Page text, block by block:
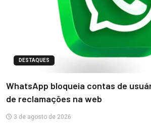
DESTAQUES
WhatsApp bloqueia contas de
de reclamações na web
3 de agosto de 2026